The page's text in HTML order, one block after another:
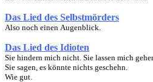
Das Lied des Selbstmörders
Also noch einen Augenblick.
Das Lied des Idioten
Sie hindern mich nicht. Sie lassen mich
Sie sagen, es könnte nichts geschehn.
Wie gut.